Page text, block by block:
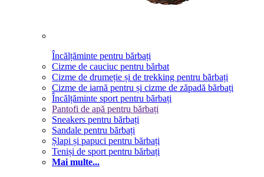
Încălțăminte pentru bărbați
Cizme de cauciuc pentru bărbat
Cizme de drumeție și de trekking pentru bărbați
Cizme de iarnă pentru și cizme de zăpadă bărbați
Încălțăminte sport pentru bărbați
Pantofi de apă pentru bărbați
Sneakers pentru bărbați
Sandale pentru bărbați
Șlapi și papuci pentru bărbați
Teniși de sport pentru bărbați
Mai multe...